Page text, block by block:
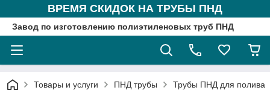
ВРЕМЯ СКИДОК НА ТРУБЫ ПНД
Завод по изготовлению полиэтиленовых труб ПНД
Товары и услуги ПНД трубы Трубы ПНД для полива